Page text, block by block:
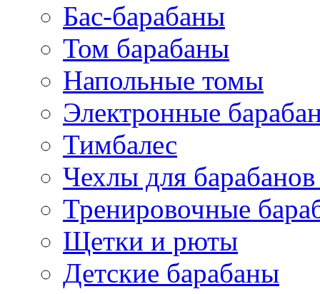
Бас-барабаны
Том барабаны
Напольные томы
Электронные
Тимбалес
Чехлы для
Тренировочные
Щетки и рюты
Детские барабаны